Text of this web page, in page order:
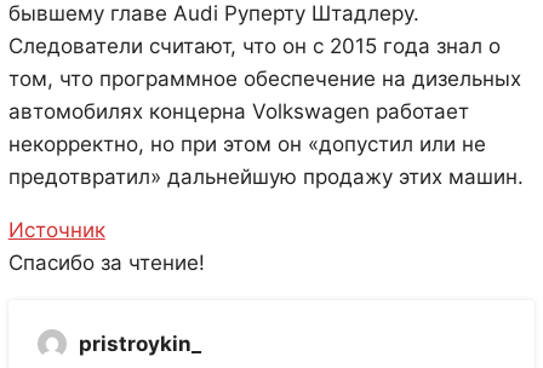
бывшему главе Audi Руперту Штадлеру.
Следователи считают, что он с 2015 года знал о
том, что программное обеспечение на дизельных
автомобилях концерна Volkswagen работает
некорректно, но при этом он «допустил или не
предотвратил» дальнейшую продажу этих машин.
Источник
Спасибо за чтение!
pristroykin_